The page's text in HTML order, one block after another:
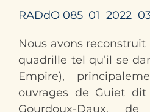
RADdO
Nous avons
quadrille tel qu’il se
Empire),
ouvrages de Guiet dit
Gour­doux-Daux,